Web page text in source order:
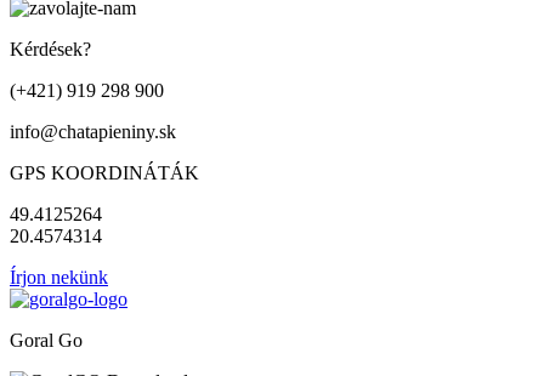
Kérdések?
(+421) 919 298 900
info@chatapieniny.sk
GPS KOORDINÁTÁK
49.4125264
20.4574314
Írjon nekünk
Goral Go